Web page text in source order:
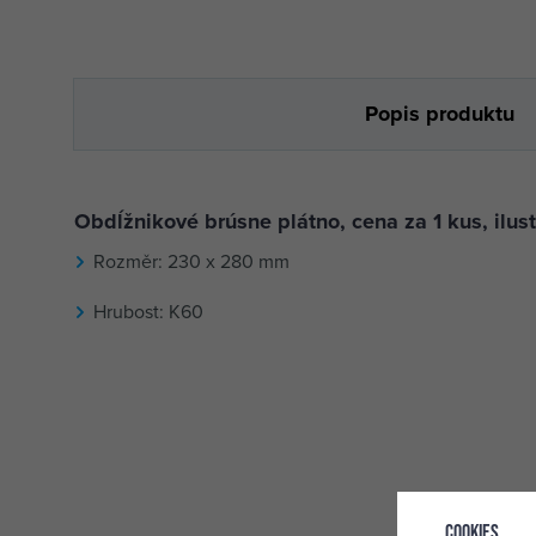
Popis produktu
Obdĺžnikové brúsne plátno, cena za 1 kus,
Rozměr: 230 x 280 mm
Hrubost: K60